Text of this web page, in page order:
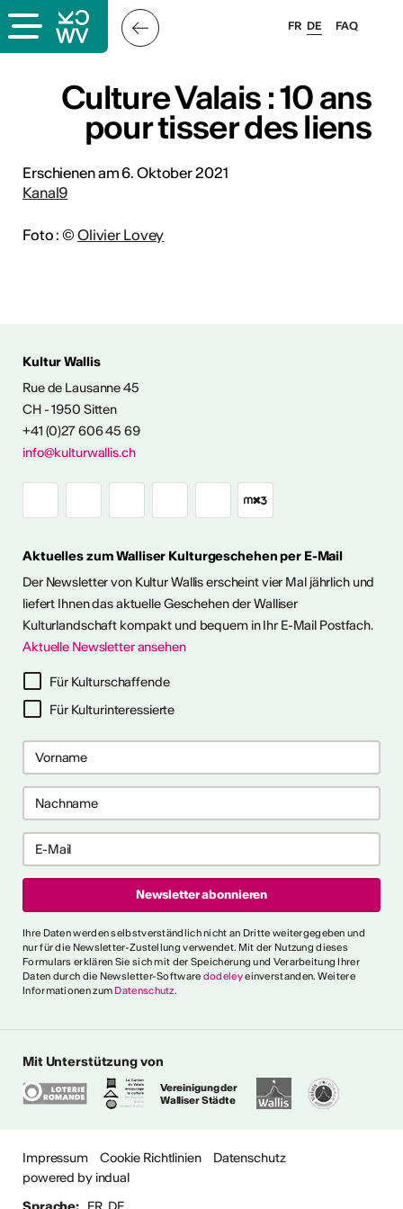
abonnieren
2024/2025
FAQ
FR DE
Culture Valais : 10 ans
pour tisser des liens
Culture Valais : 10 ans
pour tisser des liens
Erschienen am 6. Oktober 2021
Kanal9
Foto : © Olivier Lovey
Kultur Wallis
Rue de Lausanne 45
CH - 1950 Sitten
+41 (0)27 606 45 69
info@kulturwallis.ch
Aktuelles zum Walliser Kulturgeschehen per E-Mail
Der Newsletter von Kultur Wallis erscheint vier Mal jährlich und
liefert Ihnen das aktuelle Geschehen der Walliser
Kulturlandschaft kompakt und bequem in Ihr E-Mail Postfach.
Aktuelle Newsletter ansehen
Für Kulturschaffende
Für Kulturinteressierte
Ihre Daten werden selbstverständlich nicht an Dritte weitergegeben und
nur für die Newsletter-Zustellung verwendet. Mit der Nutzung dieses
Formulars erklären Sie sich mit der Speicherung und Verarbeitung Ihrer
Daten durch die Newsletter-Software dodeleyeinverstanden. Weitere
Informationen zum Datenschutz.
Mit Unterstützung von
Vereinigung der
Walliser Städte
Impressum Cookie Richtlinien
Datenschutz
powered by indual